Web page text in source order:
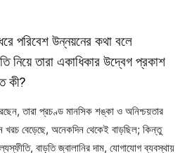
ধরে পরিবেশ উন্নয়নের কথা বলে
নিয়ে তারা একাধিকার উদ্বেগ প্রকাশ
কী?
তারা প্রচণ্ড মানসিক শঙ্কা ও অনিশ্চয়তার
বেড়েছে, অনেকদিন থেকেই বাড়ছিল; কিন্তু
বাড়তি জ্বালানির দাম, যোগাযোগ ব্যবস্থায়